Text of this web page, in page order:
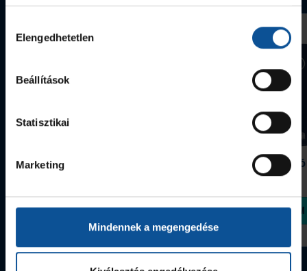
kiválasztása
Elengedhetetlen
Beállítások
Statisztikai
Marketing
Mindennek a megengedése
Grafitceruza 25/26
Megvásárolom
Szeged
Megvásárolom